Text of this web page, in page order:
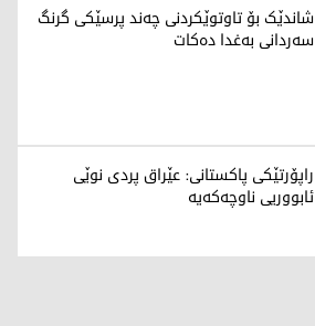
شاندێک بۆ تاوتوێکردنی چەند پرسێکی گرنگ
سەردانی بەغدا دەکات
راپۆرتێکی پاکستانی: عێراق پردی نوێی
ئابووریی ناوچەکەیە